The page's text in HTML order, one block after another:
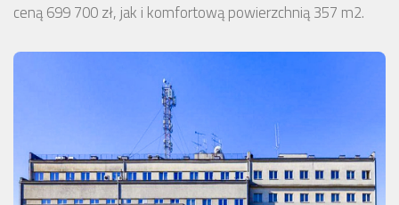
ceną 699 700 zł, jak i komfortową powierzchnią 357 m2.